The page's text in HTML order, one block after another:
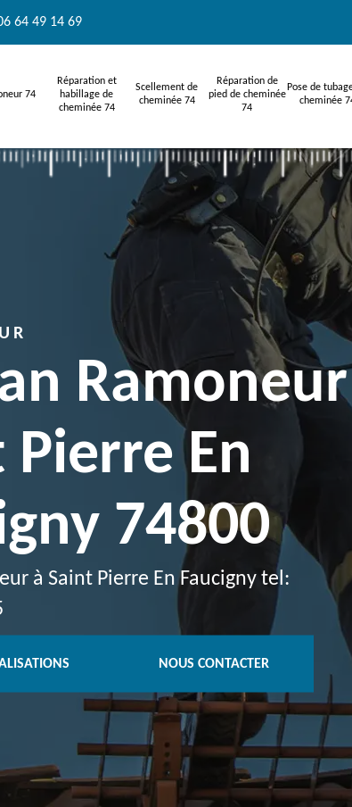
64 49 14 69
74
Réparation et
habillage de
cheminée 74
Scellement de
cheminée 74
Réparation de
pied de cheminée
74
Pose de
cheminée
Ramoneur
Pierre En
74800
à Saint Pierre En Faucigny tel:
NOUS CONTACTER